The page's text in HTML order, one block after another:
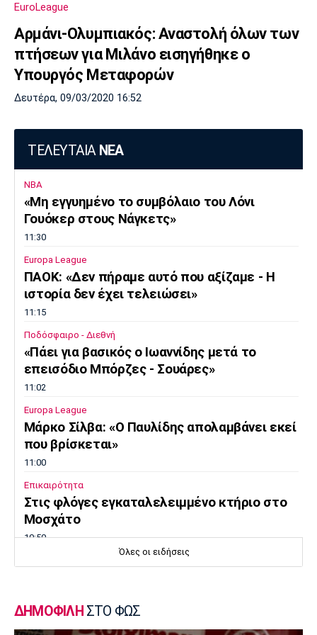
EuroLeague
Αρμάνι-Ολυμπιακός: Αναστολή όλων των
πτήσεων για Μιλάνο εισηγήθηκε ο
Υπουργός Μεταφορών
Δευτέρα, 09/03/2020 16:52
ΤΕΛΕΥΤΑΙΑ ΝΕΑ
NBA
«Μη εγγυημένο το συμβόλαιο του Λόνι
Γουόκερ στους Νάγκετς»
11:30
Europa League
ΠΑΟΚ: «Δεν πήραμε αυτό που αξίζαμε - Η
ιστορία δεν έχει τελειώσει»
11:15
Ποδόσφαιρο - Διεθνή
«Πάει για βασικός ο Ιωαννίδης μετά το
επεισόδιο Μπόρζες - Σουάρες»
11:02
Europa League
Μάρκο Σίλβα: «Ο Παυλίδης απολαμβάνει εκεί
που βρίσκεται»
11:00
Επικαιρότητα
Στις φλόγες εγκαταλελειμμένο κτήριο στο
Μοσχάτο
10:50
10:40
Όλες οι ειδήσεις
ΔΗΜΟΦΙΛΗ ΣΤΟ ΦΩΣ